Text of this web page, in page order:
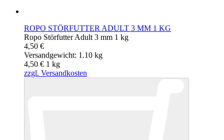
ROPO STÖRFUTTER ADULT 3 MM 1 KG
Ropo Störfutter Adult 3 mm 1 kg
4,50 €
Versandgewicht: 1.10 kg
4,50 € 1 kg
zzgl. Versandkosten